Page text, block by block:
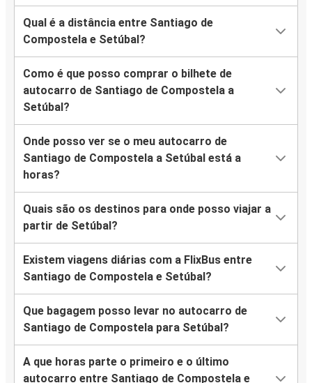
Qual é a distância entre Santiago de
Compostela e Setúbal?
Como é que posso comprar o bilhete de
autocarro de Santiago de Compostela a
Setúbal?
Onde posso ver se o meu autocarro de
Santiago de Compostela a Setúbal está a
horas?
Quais são os destinos para onde posso viajar a
partir de Setúbal?
Existem viagens diárias com a FlixBus entre
Santiago de Compostela e Setúbal?
Que bagagem posso levar no autocarro de
Santiago de Compostela para Setúbal?
A que horas parte o primeiro e o último
autocarro entre Santiago de Compostela e